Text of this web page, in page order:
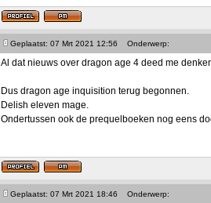
Geplaatst: 07 Mrt 2021 12:56 Onderwerp:
Al dat nieuws over dragon age 4 deed me
Dus dragon age inquisition terug begonnen.
Delish eleven mage.
Ondertussen ook de prequelboeken nog eens
Geplaatst: 07 Mrt 2021 18:46 Onderwerp: